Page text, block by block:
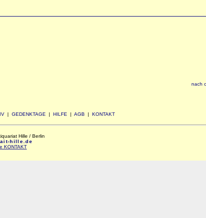
nach
| GEDENKTAGE | HILFE | AGB | KONTAKT
Hille / Berlin
hille.de
KONTAKT